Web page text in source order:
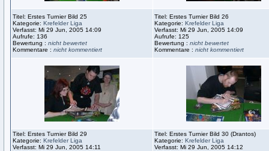
Titel: Erstes Turnier Bild 25
Kategorie: Krefelder Liga
Verfasst: Mi 29 Jun, 2005 14:09
Aufrufe: 136
Bewertung : nicht bewertet
Kommentare : nicht kommentiert
Titel: Erstes Turnier Bild 26
Kategorie: Krefelder Liga
Verfasst: Mi 29 Jun, 2005 14:09
Aufrufe: 125
Bewertung : nicht bewertet
Kommentare : nicht kommentiert
Titel: Erstes Turnier Bild 29
Kategorie: Krefelder Liga
Verfasst: Mi 29 Jun, 2005 14:11
Titel: Erstes Turnier Bild 30 (Drantos)
Kategorie: Krefelder Liga
Verfasst: Mi 29 Jun, 2005 14:12